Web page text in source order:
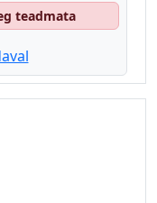
teadmata